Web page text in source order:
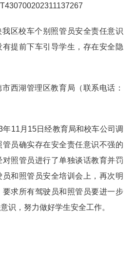
区校车个别照管员安全责任意识
提前下车引导学生，存在安全隐
西湖管理区教育局（联系电话：
11月15日经教育局和校车公司调
员确实存在安全责任意识不强的
照管员进行了单独谈话教育并罚
和照管员安全培训会上，再次明
求所有驾驶员和照管员要进一步
识，努力做好学生安全工作。